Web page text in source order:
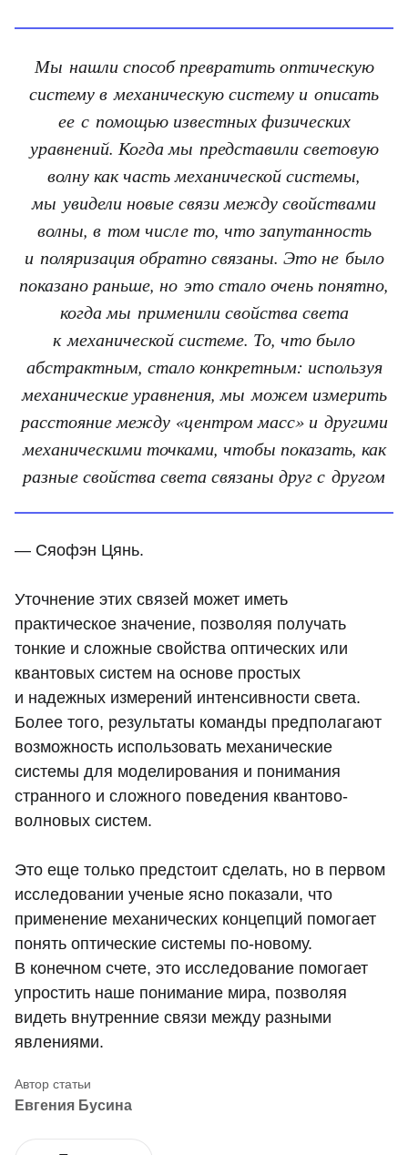
Мы нашли способ превратить оптическую
систему в механическую систему и описать
ее с помощью известных физических
уравнений. Когда мы представили световую
волну как часть механической системы,
мы увидели новые связи между свойствами
волны, в том числе то, что запутанность
и поляризация обратно связаны. Это не было
показано раньше, но это стало очень понятно,
когда мы применили свойства света
к механической системе. То, что было
абстрактным, стало конкретным: используя
механические уравнения, мы можем измерить
расстояние между «центром масс» и другими
механическими точками, чтобы показать, как
разные свойства света связаны друг с другом
— Сяофэн Цянь.
Уточнение этих связей может иметь
практическое значение, позволяя получать
тонкие и сложные свойства оптических или
квантовых систем на основе простых
и надежных измерений интенсивности света.
Более того, результаты команды предполагают
возможность использовать механические
системы для моделирования и понимания
странного и сложного поведения квантово-
волновых систем.
Это еще только предстоит сделать, но в первом
исследовании ученые ясно показали, что
применение механических концепций помогает
понять оптические системы по-новому.
В конечном счете, это исследование помогает
упростить наше понимание мира, позволяя
видеть внутренние связи между разными
явлениями.
Евгения Бусина